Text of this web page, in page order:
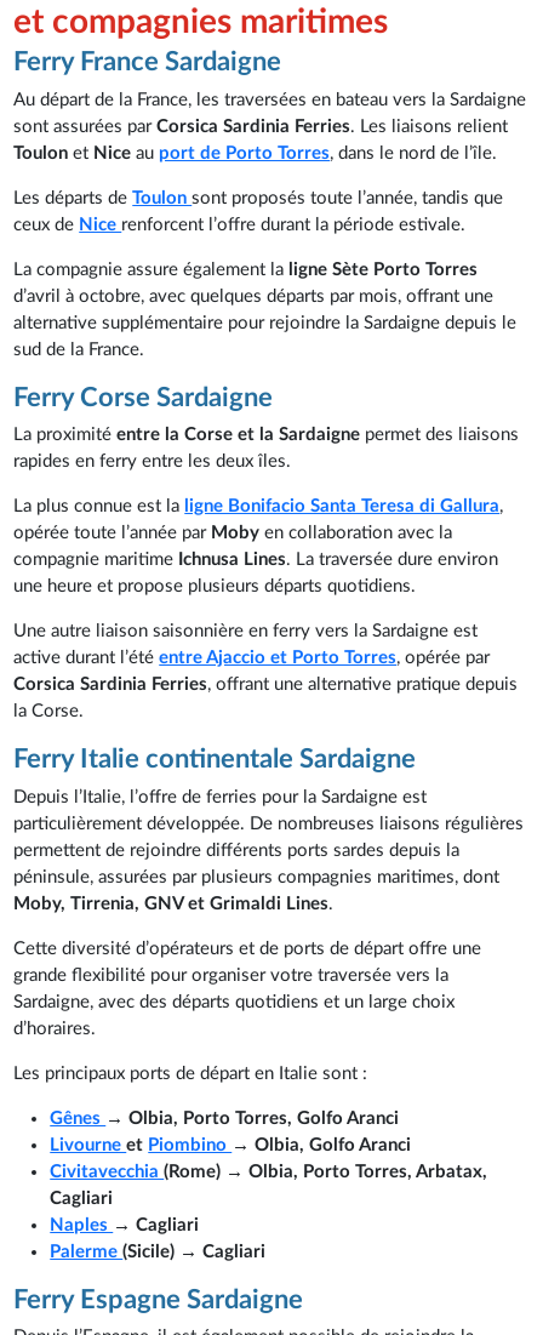
et compagnies maritimes
Ferry France Sardaigne
Au départ de la France, les traversées en bateau vers la Sardaigne
sont assurées parCorsica Sardinia Ferries. Les liaisons relient
Toulonet Niceau port de Porto Torres, dans le nord de l’île.
Les départs deToulonsont proposés toute l’année, tandis que
ceux de Nice renforcent l’offre durant la période estivale.
La compagnie assure également la ligne Sète Porto Torres
d’avril à octobre, avec quelques départs par mois, offrant une
alternative supplémentaire pour rejoindre la Sardaigne depuis le
sud de la France.
Ferry Corse Sardaigne
La proximitéentre la Corse et la Sardaigne permet des liaisons
rapides en ferry entre les deux îles.
La plus connue est la ligne Bonifacio Santa Teresa di Gallura,
opérée toute l’année par Mobyen collaboration avec la
compagnie maritime Ichnusa Lines. La traversée dure environ
une heure et propose plusieurs départs quotidiens.
Une autre liaison saisonnière en ferry vers la Sardaigne est
active durant l’étéentre Ajaccio et Porto Torres, opérée par
Corsica Sardinia Ferries, offrant une alternative pratique depuis
la Corse.
Ferry Italie continentale Sardaigne
Depuis l’Italie, l’offre de ferries pour la Sardaigne est
particulièrement développée. De nombreuses liaisons régulières
permettent de rejoindre différents ports sardes depuis la
péninsule, assurées par plusieurs compagnies maritimes, dont
Moby, Tirrenia, GNV et Grimaldi Lines.
Cette diversité d’opérateurs et de ports de départ offre une
grande flexibilité pour organiser votre traversée vers la
Sardaigne, avec des départs quotidiens et un large choix
d’horaires.
Les principaux ports de départ en Italie sont :
Gênes → Olbia, Porto Torres, Golfo Aranci
Livourneet Piombino → Olbia, Golfo Aranci
Civitavecchia(Rome) → Olbia, Porto Torres, Arbatax,
Cagliari
Naples → Cagliari
Palerme(Sicile) → Cagliari
Ferry Espagne Sardaigne